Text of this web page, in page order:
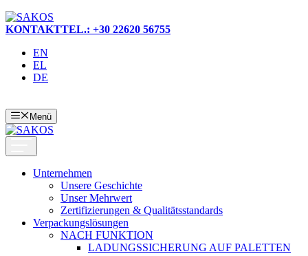
KONTAKTTEL.: +30 22620 56755
EN
EL
DE
Menü
Unternehmen
Unsere Geschichte
Unser Mehrwert
Zertifizierungen & Qualitätsstandards
Verpackungslösungen
NACH FUNKTION
LADUNGSSICHERUNG AUF PALETTEN